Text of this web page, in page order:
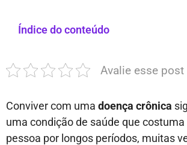
Índice do conteúdo
Avalie esse post
Conviver com uma doença crônica
uma condição de saúde que
pessoa por longos períodos, muitas